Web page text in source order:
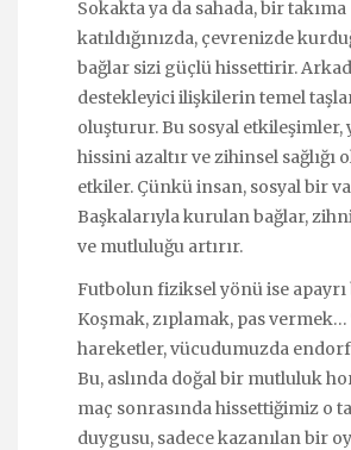
Sokakta ya da sahada, bir takıma
katıldığınızda, çevrenizde
bağlar sizi güçlü hissettirir.
destekleyici ilişkilerin temel
oluşturur. Bu sosyal etkileşimler,
hissini azaltır ve zihinsel sağlığı
etkiler. Çünkü insan, sosyal bir
Başkalarıyla kurulan bağlar,
ve mutluluğu artırır.
Futbolun fiziksel yönü ise
Koşmak, zıplamak, pas
hareketler, vücudumuzda
Bu, aslında doğal bir mutluluk
maç sonrasında hissettiğimiz o
duygusu, sadece kazanılan bir